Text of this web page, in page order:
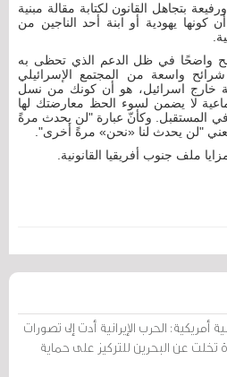
بتجاهل القانون لكتابة مقالة مبنية
كونها يهودية أو ابنة أحد الناجين من
واضحًا في ظل الدعم الذي تحظى به
شرائح واسعة من المجتمع الإسرائيلي
خارج اسرائيل، هو أن كونك من نسل
لا يضمن لسوء الحظ معارضتك لها
المستقبل. وكأنّ عبارة "لن يحدث مرةً
"لن يحدث لنا «نحن» مرةً أخرى".
ملف جنوب أفريقيا القانونية.
أمريكية: الحرب الإيرانية أدت إلى تصورات
تخلت عن البحرين للتركيز على حماية